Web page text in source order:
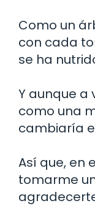
Como un
con cada
se ha
Y aunque a
como una
cambiaría
Así que, en
tomarme